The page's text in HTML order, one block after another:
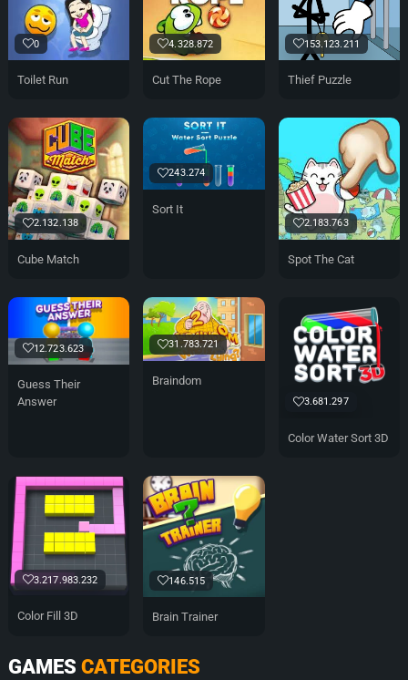
0
Toilet Run
4.328.872
Cut The Rope
153.123.211
Thief Puzzle
2.132.138
Cube Match
243.274
Sort It
2.183.763
Spot The Cat
12.723.623
Guess Their
Answer
31.783.721
Braindom
3.681.297
Color Water Sort 3D
3.217.983.232
Color Fill 3D
146.515
Brain Trainer
GAMES CATEGORIES